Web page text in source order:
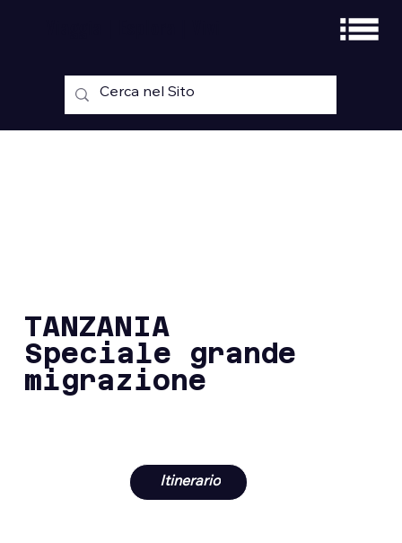
TANZANIA
Speciale grande
migrazione
Itinerario